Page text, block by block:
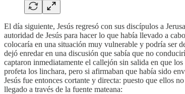
El día siguiente, Jesús regresó con sus discípulos a
autoridad de Jesús para hacer lo que había llevado a
colocaría en una situación muy vulnerable y podría ser
dejó enredar en una discusión que sabía que no
captaron inmediatamente el callejón sin salida en que
profeta los linchara, pero si afirmaban que había sido
Jesús fue entonces cortante y directa: puesto que ellos
llegado a través de la fuente mateana: